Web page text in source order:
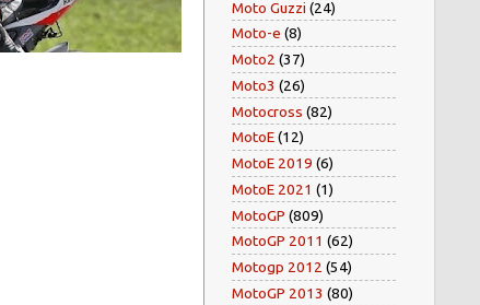
Moto Guzzi (24)
Moto-e (8)
Moto2 (37)
Moto3 (26)
Motocross (82)
MotoE(12)
MotoE 2019 (6)
MotoE 2021 (1)
MotoGP (809)
MotoGP 2011 (62)
Motogp 2012 (54)
MotoGP 2013 (80)